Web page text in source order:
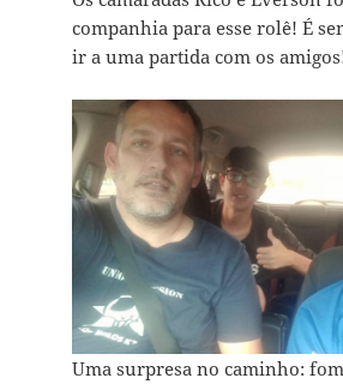
companhia para esse rolê! É
ir a uma partida com os
Uma surpresa no caminho: